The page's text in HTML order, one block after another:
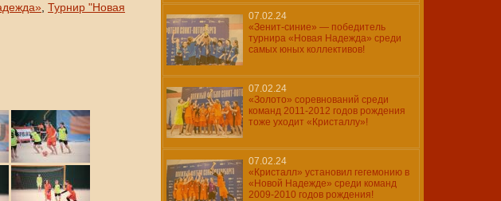
Турнир "Новая
07.02.24
«Зенит-синие» — победитель
турнира «Новая Надежда» среди
самых юных коллективов!
07.02.24
«Золото» соревнований среди
команд 2011-2012 годов рождения
тоже уходит «Кристаллу»!
07.02.24
«Кристалл» установил гегемонию в
«Новой Надежде» среди команд
2009-2010 годов рождения!